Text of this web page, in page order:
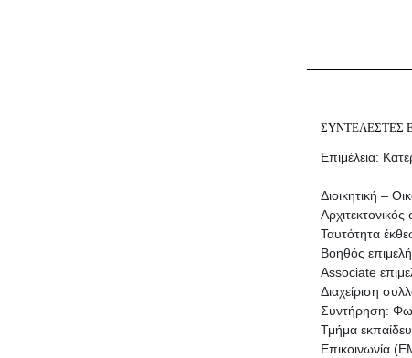
ΣΥΝΤΕΛΕΣΤΕΣ
Επιμέλεια:
Διοικητική –
Ταυτότητα
Βοηθός
Associate
Διαχείριση
Συντήρηση:
Τμήμα
Επικοινωνία